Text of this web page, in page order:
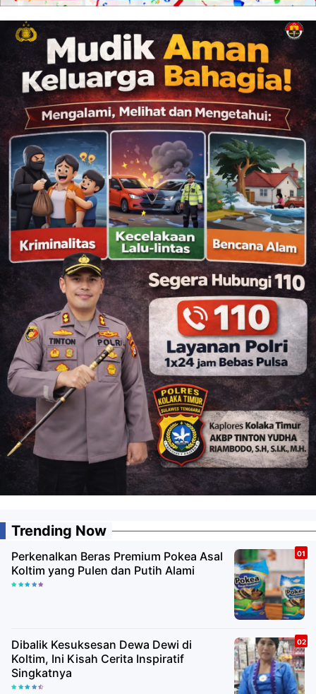
Trending Now
Perkenalkan Beras Premium Pokea Asal
Koltim yang Pulen dan Putih Alami
Dibalik Kesuksesan Dewa Dewi di
Koltim, Ini Kisah Cerita Inspiratif
Singkatnya